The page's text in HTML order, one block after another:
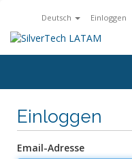
Deutsch Einloggen
Einloggen
Email-Adresse